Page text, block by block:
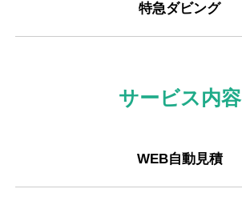
特急ダビング
サービス内容
WEB自動見積